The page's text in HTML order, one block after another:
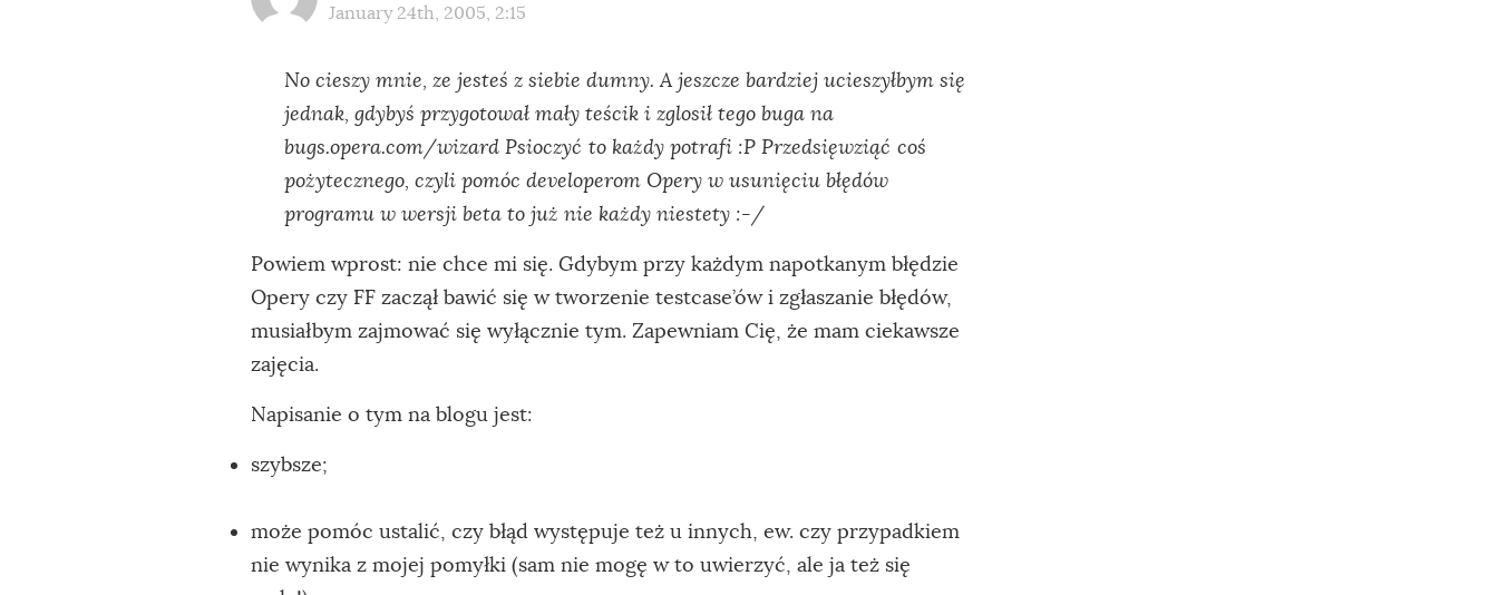
January 24th, 2005, 2:15
No cieszy mnie, ze jesteś z siebie dumny. A jeszcze bardziej ucieszyłbym się
jednak, gdybyś przygotował mały teścik i zglosił tego buga na
bugs.opera.com/wizard Psioczyć to każdy potrafi :P Przedsięwziąć coś
pożytecznego, czyli pomóc developerom Opery w usunięciu błędów
programu w wersji beta to już nie każdy niestety :-/
Powiem wprost: nie chce mi się. Gdybym przy każdym napotkanym błędzie
Opery czy FF zaczął bawić się w tworzenie testcase’ów i zgłaszanie błędów,
musiałbym zajmować się wyłącznie tym. Zapewniam Cię, że mam ciekawsze
zajęcia.
Napisanie o tym na blogu jest:
szybsze;
może pomóc ustalić, czy błąd występuje też u innych, ew. czy przypadkiem
nie wynika z mojej pomyłki (sam nie mogę w to uwierzyć, ale ja też się